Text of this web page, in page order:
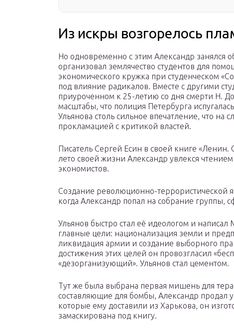
Из искры возгорелось
Но одновременно с этим Александр занялся
организовал землячество студентов для
экономического кружка при студенческом
под влияние радикалов. Вместе с другими
приуроченном к 25-летию со дня смерти Н.
масштабы, что полиция Петербурга
Ульянова столь сильное впечатление, что на
прокламацией с критикой властей.
Писатель Сергей Есин в своей книге «Ленин.
лето своей жизни Александр увлекся
экономистов.
Создание революционно-террористической
когда Александр попал на собрание
Ульянов быстро стал её идеологом и
главные цели: национализация земли и
ликвидация армии и создание выборного
достижения этих целей он провозгласил
«дезорганизующий». Ульянов стал цементом.
Тут же была выбрана первая мишень для
составляющие для бомбы, Александр продал
которые ему доставили из Харькова, он
замаскирована под книгу.